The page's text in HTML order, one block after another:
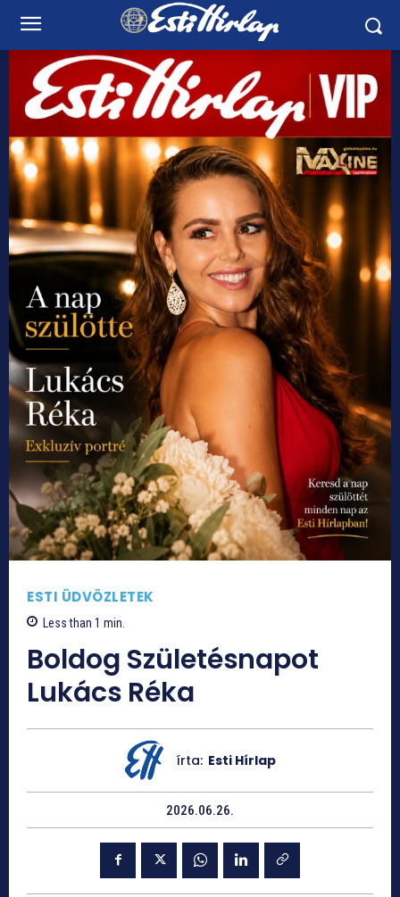
ESTI ÜDVÖZLETEK
Less than 1 min.
Boldog Születésnapot
Lukács Réka
írta: Esti Hírlap
2026.06.26.